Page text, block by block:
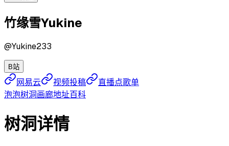
竹缘雪Yukine
@Yukine233
B站
网易云 视频投稿
直播点歌单
泡泡树洞画廊地址百科
树洞详情